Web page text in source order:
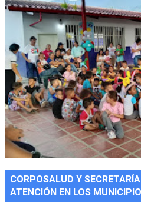
CORPOSALUD Y
ATENCIÓN EN LOS